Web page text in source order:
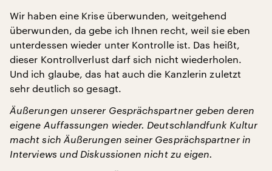
Wir haben eine Krise überwunden, weitgehend
überwunden, da gebe ich Ihnen recht, weil sie eben
unterdessen wieder unter Kontrolle ist. Das heißt,
dieser Kontrollverlust darf sich nicht wiederholen.
Und ich glaube, das hat auch die Kanzlerin zuletzt
sehr deutlich so gesagt.
Äußerungen unserer Gesprächspartner geben deren
eigene Auffassungen wieder. Deutschlandfunk Kultur
macht sich Äußerungen seiner Gesprächspartner in
Interviews und Diskussionen nicht zu eigen.